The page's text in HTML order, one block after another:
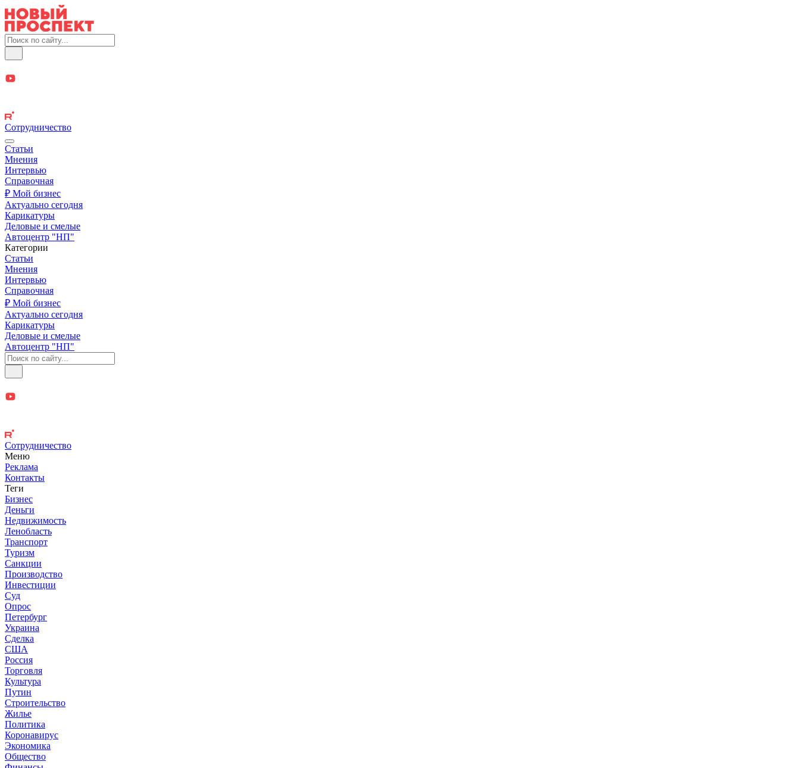
Сотрудничество
Статьи
Мнения
Интервью
Справочная
₽ Мой бизнес
Актуально сегодня
Карикатуры
Деловые и смелые
Автоцентр "НП"
Категории
Статьи
Мнения
Интервью
Справочная
₽ Мой бизнес
Актуально сегодня
Карикатуры
Деловые и смелые
Автоцентр "НП"
Сотрудничество
Меню
Реклама
Контакты
Теги
Бизнес
Деньги
Недвижимость
Ленобласть
Транспорт
Туризм
Санкции
Производство
Инвестиции
Суд
Опрос
Петербург
Украина
Сделка
США
Россия
Торговля
Культура
Путин
Строительство
Жилье
Политика
Коронавирус
Экономика
Общество